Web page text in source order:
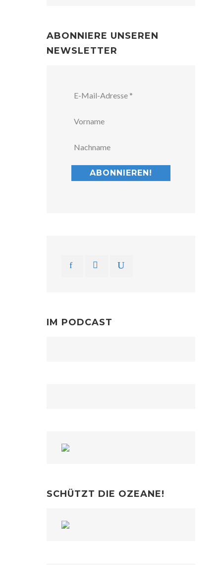
ABONNIERE UNSEREN
NEWSLETTER
IM PODCAST
SCHÜTZT DIE OZEANE!